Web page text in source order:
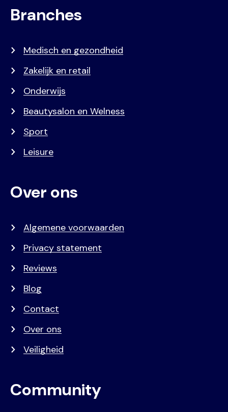
Branches
Medisch en gezondheid
Zakelijk en retail
Onderwijs
Beautysalon en Welness
Sport
Leisure
Over ons
Algemene voorwaarden
Privacy statement
Reviews
Blog
Contact
Over ons
Veiligheid
Community